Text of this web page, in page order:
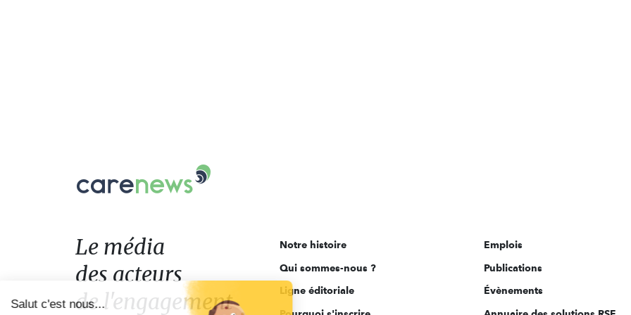
Le
acteurs
de
l'engagement
Le média
des acteurs
de l'engagement
Notre histoire
Qui sommes-nous ?
Ligne éditoriale
Emplois
Publications
Évènements
Salut c'est nous...